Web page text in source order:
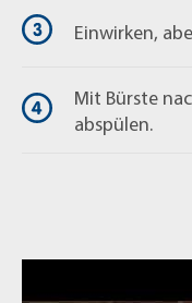
Einwirken,
Mit Bürste
abspülen.